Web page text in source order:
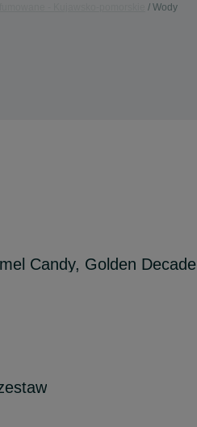
Wody
Candy, Golden Decade